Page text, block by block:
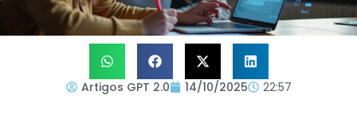
Artigos GPT 2.0 14/10/2025 22:57